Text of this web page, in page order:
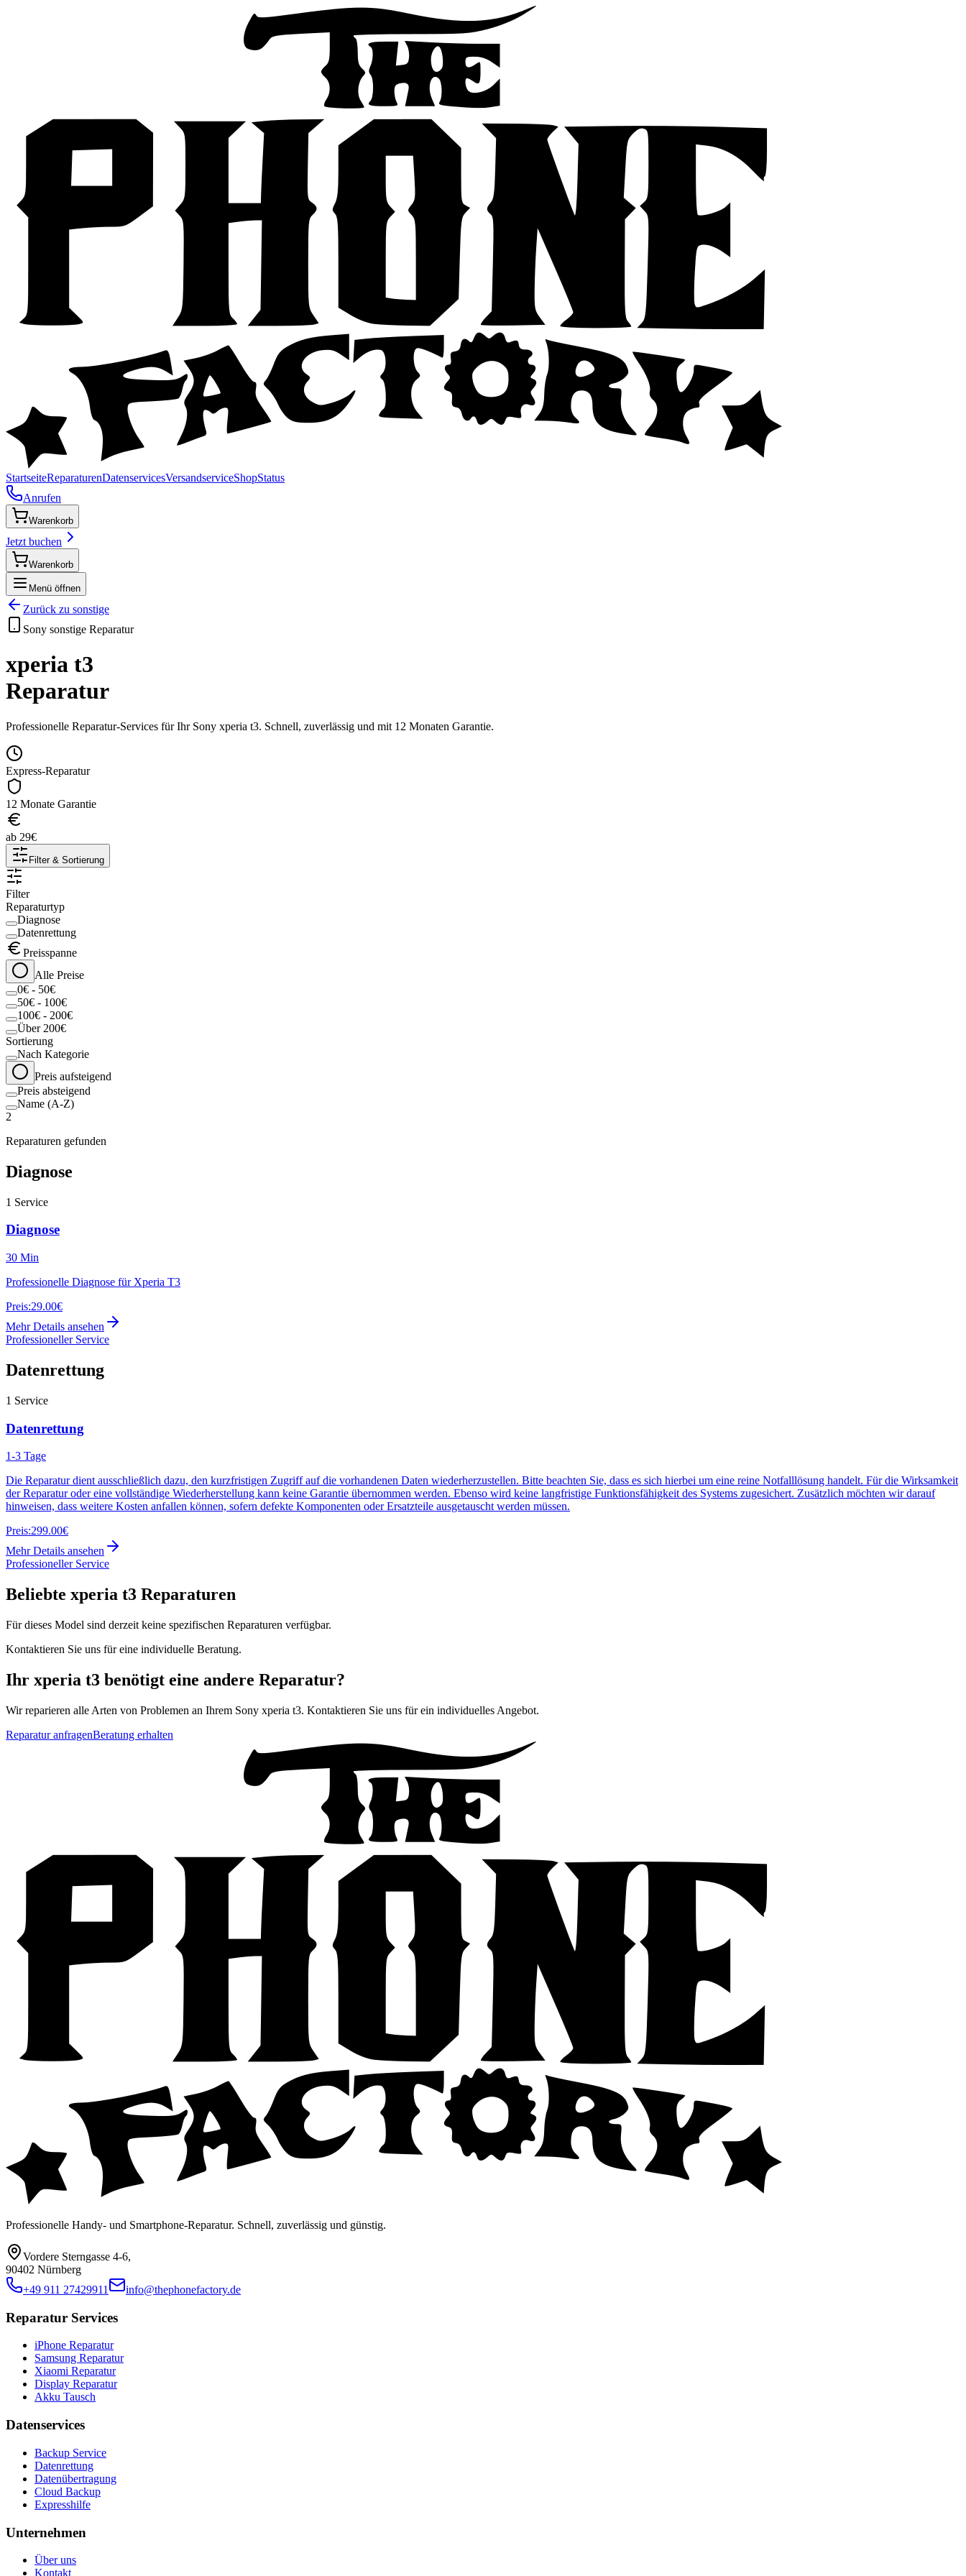
StartseiteReparaturenDatenservicesVersandserviceShopStatus
Anrufen
Warenkorb
Jetzt buchen
Warenkorb
Menü öffnen
Zurück zu sonstige
Sony sonstige Reparatur
xperia t3
Reparatur
Professionelle Reparatur-Services für Ihr Sony xperia t3. Schnell, zuverlässig und mit 12 Monaten Garantie.
Express-Reparatur
12 Monate Garantie
ab 29€
Filter & Sortierung
Filter
Reparaturtyp
Diagnose
Datenrettung
Preisspanne
Alle Preise
0€ - 50€
50€ - 100€
100€ - 200€
Über 200€
Sortierung
Nach Kategorie
Preis aufsteigend
Preis absteigend
Name (A-Z)
2
Reparaturen gefunden
Diagnose
1 Service
Diagnose
30 Min
Professionelle Diagnose für Xperia T3
Preis:29.00€
Mehr Details ansehen
Professioneller Service
Datenrettung
1 Service
Datenrettung
1-3 Tage
Die Reparatur dient ausschließlich dazu, den kurzfristigen Zugriff auf die vorhandenen Daten wiederherzustellen. Bitte beachten Sie, dass es sich hierbei um eine reine Notfalllösung handelt. Für die Wirksamkeit
der Reparatur oder eine vollständige Wiederherstellung kann keine Garantie übernommen werden. Ebenso wird keine langfristige Funktionsfähigkeit des Systems zugesichert. Zusätzlich möchten wir darauf
hinweisen, dass weitere Kosten anfallen können, sofern defekte Komponenten oder Ersatzteile ausgetauscht werden müssen.
Preis:299.00€
Mehr Details ansehen
Professioneller Service
Beliebte xperia t3 Reparaturen
Für dieses Model sind derzeit keine spezifischen Reparaturen verfügbar.
Kontaktieren Sie uns für eine individuelle Beratung.
Ihr xperia t3 benötigt eine andere Reparatur?
Wir reparieren alle Arten von Problemen an Ihrem Sony xperia t3. Kontaktieren Sie uns für ein individuelles Angebot.
Reparatur anfragenBeratung erhalten
Professionelle Handy- und Smartphone-Reparatur. Schnell, zuverlässig und günstig.
Vordere Sterngasse 4-6,
90402 Nürnberg
+49 911 27429911
info@thephonefactory.de
Reparatur Services
iPhone Reparatur
Samsung Reparatur
Xiaomi Reparatur
Display Reparatur
Akku Tausch
Datenservices
Backup Service
Datenrettung
Datenübertragung
Cloud Backup
Expresshilfe
Unternehmen
Über uns
Kontakt